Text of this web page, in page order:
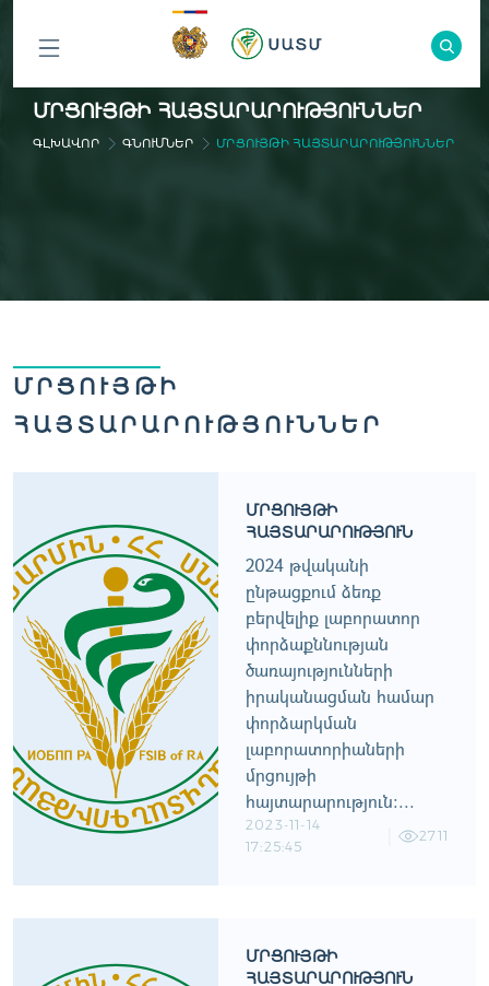
ԲՈԼՈՐ
ԲԱԺԻՆՆԵՐԸ
ՄՐՑՈՒՅԹԻ ՀԱՅՏԱՐԱՐՈՒԹՅՈՒՆՆԵՐ
ԳԼԽԱՎՈՐ ԳՆՈՒՄՆԵՐ ՄՐՑՈՒՅԹԻ ՀԱՅՏԱՐԱՐՈՒԹՅՈՒՆՆԵՐ
ՄՐՑՈՒՅԹԻ
ՀԱՅՏԱՐԱՐՈՒԹՅՈՒՆՆԵՐ
ՄՐՑՈՒՅԹԻ
ՀԱՅՏԱՐԱՐՈՒԹՅՈՒՆ
2024 թվականի
ընթացքում ձեռք
բերվելիք լաբորատոր
փորձաքննության
ծառայությունների
իրականացման համար
փորձարկման
լաբորատորիաների
մրցույթի
հայտարարություն:...
2023-11-14
17:25:45
2711
ՄՐՑՈՒՅԹԻ
ՀԱՅՏԱՐԱՐՈՒԹՅՈՒՆ